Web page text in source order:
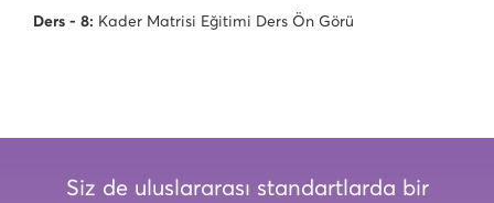
Ders - 8: Kader Matrisi Eğitimi Ders Ön Görü
Siz de uluslararası standartlarda bir